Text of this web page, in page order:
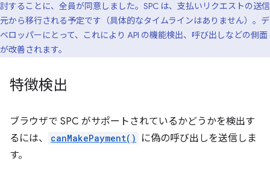
討することに、全員が同意しました。SPC は、支払いリクエストの送信
元から移行される予定です（具体的なタイムラインはありません）。デ
ベロッパーにとって、これにより API の機能検出、呼び出しなどの側面
が改善されます。
特徴検出
ブラウザで SPC がサポートされているかどうかを検出す
るには、
canMakePayment()
に偽の呼び出しを送信しま
す。